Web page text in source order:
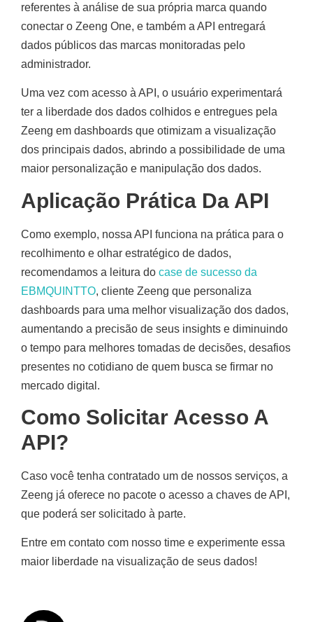
referentes à análise de sua própria marca quando
conectar o Zeeng One, e também a API entregará
dados públicos das marcas monitoradas pelo
administrador.
Uma vez com acesso à API, o usuário experimentará
ter a liberdade dos dados colhidos e entregues pela
Zeeng em dashboards que otimizam a visualização
dos principais dados, abrindo a possibilidade de uma
maior personalização e manipulação dos dados.
Aplicação Prática Da API
Como exemplo, nossa API funciona na prática para o
recolhimento e olhar estratégico de dados,
recomendamos a leitura do case de sucesso da
EBMQUINTTO, cliente Zeeng que personaliza
dashboards para uma melhor visualização dos dados,
aumentando a precisão de seus insights e diminuindo
o tempo para melhores tomadas de decisões, desafios
presentes no cotidiano de quem busca se firmar no
mercado digital.
Como Solicitar Acesso A
API?
Caso você tenha contratado um de nossos serviços, a
Zeeng já oferece no pacote o acesso a chaves de API,
que poderá ser solicitado à parte.
Entre em contato com nosso time e experimente essa
maior liberdade na visualização de seus dados!